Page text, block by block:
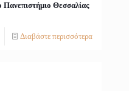
Θεσσαλίας
Διαβάστε περισσότερα